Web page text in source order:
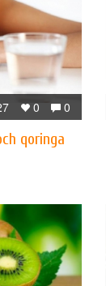
0
0
qoringa